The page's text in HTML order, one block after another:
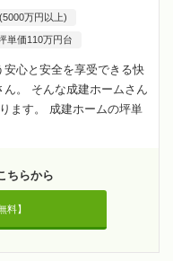
万円以上)
単価110万円台
心と安全を享受できる快
。 そんな成建ホームさん
ます。 成建ホームの坪単
ちらから
料】